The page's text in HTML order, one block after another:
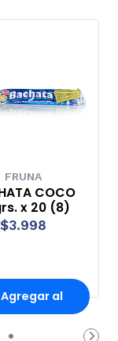
FRUNA
COCO
x 20 (8)
$3.998
Agregar al
Carro